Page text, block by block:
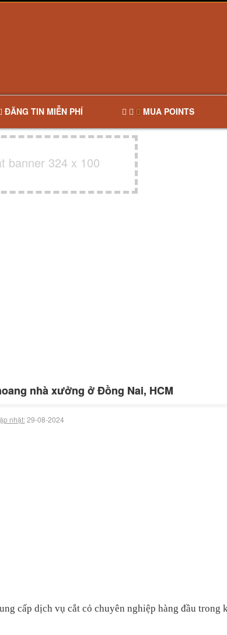
ĐĂNG TIN MIỄN PHÍ MUA POINTS
banner 324 x 100
nhà xưởng ở Đồng Nai, HCM
nhật:29-08-2024
cấp dịch vụ cắt cỏ chuyên nghiệp hàng đầu trong